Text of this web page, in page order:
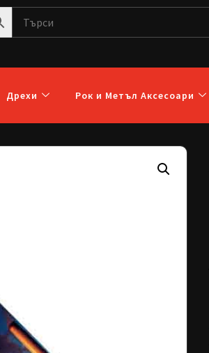
Дрехи Рок и Метъл Аксесоари